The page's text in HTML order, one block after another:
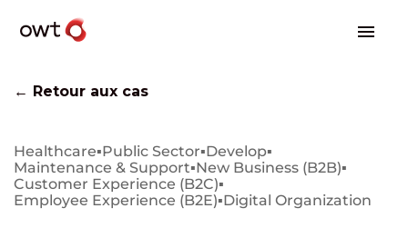
← Retour aux cas
Healthcare▪Public Sector▪Develop▪
Maintenance & Support▪New Business (B2B)▪
Customer Experience (B2C)▪
Employee Experience (B2E)▪Digital Organization